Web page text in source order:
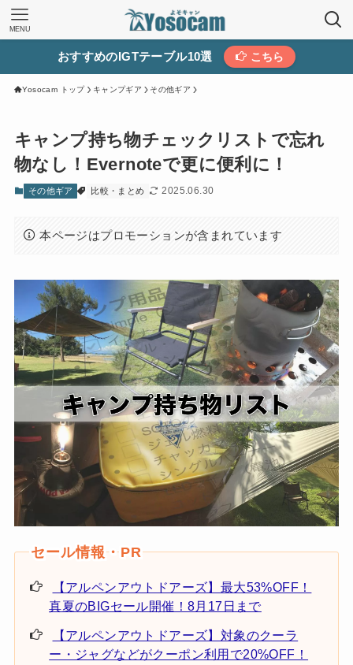
MENU
おすすめのIGTテーブル10選 こちら
Yosocam トップ キャンプギア その他ギア
キャンプ持ち物チェックリストで忘れ
物なし！Evernoteで更に便利に！
その他ギア 比較・まとめ 2025.06.30
本ページはプロモーションが含まれています
【アルペンアウトドアーズ】最大53%OFF！
真夏のBIGセール開催！8月17日まで
【アルペンアウトドアーズ】対象のクーラ
ー・ジャグなどがクーポン利用で20%OFF！